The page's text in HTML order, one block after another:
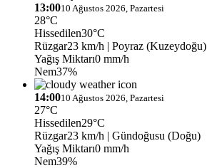
13:0010 Ağustos 2026, Pazartesi
28°C
Hissedilen30°C
Rüzgar23 km/h | Poyraz (Kuzeydoğu)
Yağış Miktarı0 mm/h
Nem37%
14:0010 Ağustos 2026, Pazartesi
27°C
Hissedilen29°C
Rüzgar23 km/h | Gündoğusu (Doğu)
Yağış Miktarı0 mm/h
Nem39%